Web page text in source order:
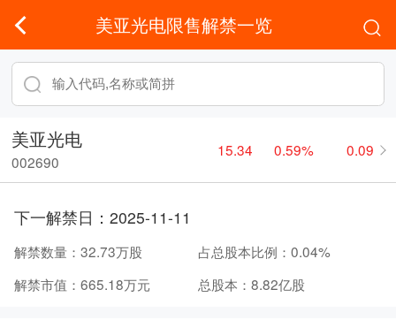
美亚光电限售解禁一览
美亚光电
002690
15.34 0.59% 0.09
下一解禁日： 2025-11-11
解禁数量： 32.73万股 占总股本比例： 0.04%
解禁市值： 665.18万元 总股本： 8.82亿股